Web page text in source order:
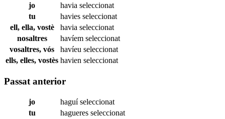
jo havia seleccionat
tu
havies seleccionat
ell, ella, vostè
havia seleccionat
nosaltres
havíem seleccionat
vosaltres, vós
havíeu seleccionat
ells, elles, vostès havien seleccionat
Passat anterior
jo haguíseleccionat
tu
hagueres seleccionat